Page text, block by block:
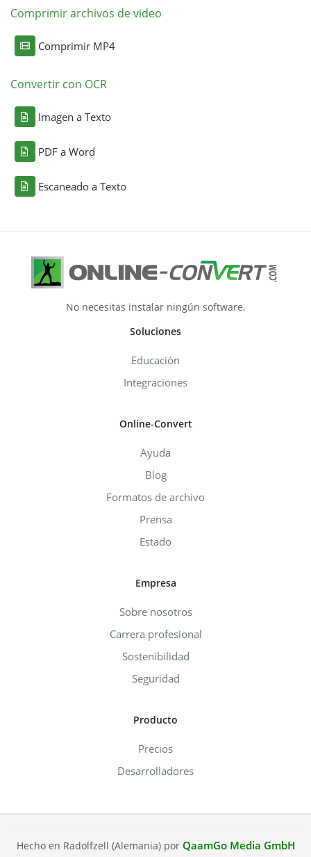
Comprimir archivos de video
Comprimir MP4
Convertir con OCR
Imagen a Texto
PDF a Word
Escaneado a Texto
No necesitas instalar ningún software.
Soluciones
Educación
Integraciones
Online-Convert
Ayuda
Blog
Formatos de archivo
Prensa
Estado
Empresa
Sobre nosotros
Carrera profesional
Sostenibilidad
Seguridad
Producto
Precios
Desarrolladores
Hecho en Radolfzell (Alemania) por QaamGo Media GmbH